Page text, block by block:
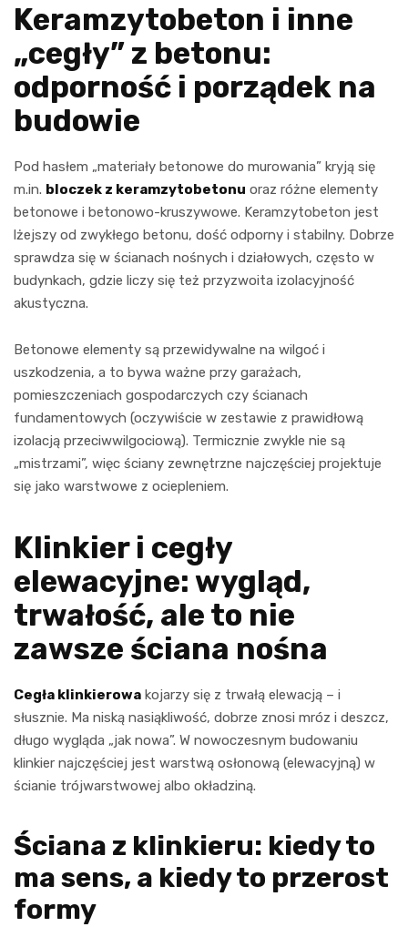
Keramzytobeton i inne
„cegły” z betonu:
odporność i porządek na
budowie
Pod hasłem „materiały betonowe do murowania” kryją się
m.in. bloczek z keramzytobetonu oraz różne elementy
betonowe i betonowo-kruszywowe. Keramzytobeton jest
lżejszy od zwykłego betonu, dość odporny i stabilny. Dobrze
sprawdza się w ścianach nośnych i działowych, często w
budynkach, gdzie liczy się też przyzwoita izolacyjność
akustyczna.
Betonowe elementy są przewidywalne na wilgoć i
uszkodzenia, a to bywa ważne przy garażach,
pomieszczeniach gospodarczych czy ścianach
fundamentowych (oczywiście w zestawie z prawidłową
izolacją przeciwwilgociową). Termicznie zwykle nie są
„mistrzami”, więc ściany zewnętrzne najczęściej projektuje
się jako warstwowe z ociepleniem.
Klinkier i cegły
elewacyjne: wygląd,
trwałość, ale to nie
zawsze ściana nośna
Cegła klinkierowa kojarzy się z trwałą elewacją – i
słusznie. Ma niską nasiąkliwość, dobrze znosi mróz i deszcz,
długo wygląda „jak nowa”. W nowoczesnym budowaniu
klinkier najczęściej jest warstwą osłonową (elewacyjną) w
ścianie trójwarstwowej albo okładziną.
Ściana z klinkieru: kiedy to
ma sens, a kiedy to przerost
formy